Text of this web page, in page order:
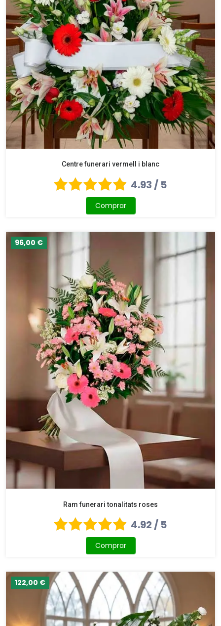
Centre funerari vermell i blanc
4.93 / 5
Comprar
96,00 €
Ram funerari tonalitats roses
4.92 / 5
Comprar
122,00 €